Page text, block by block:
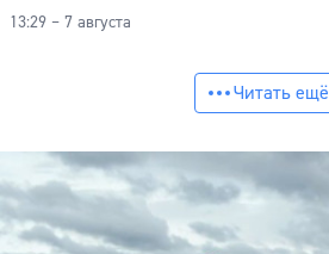
13:29 – 7 августа
Читать ещё